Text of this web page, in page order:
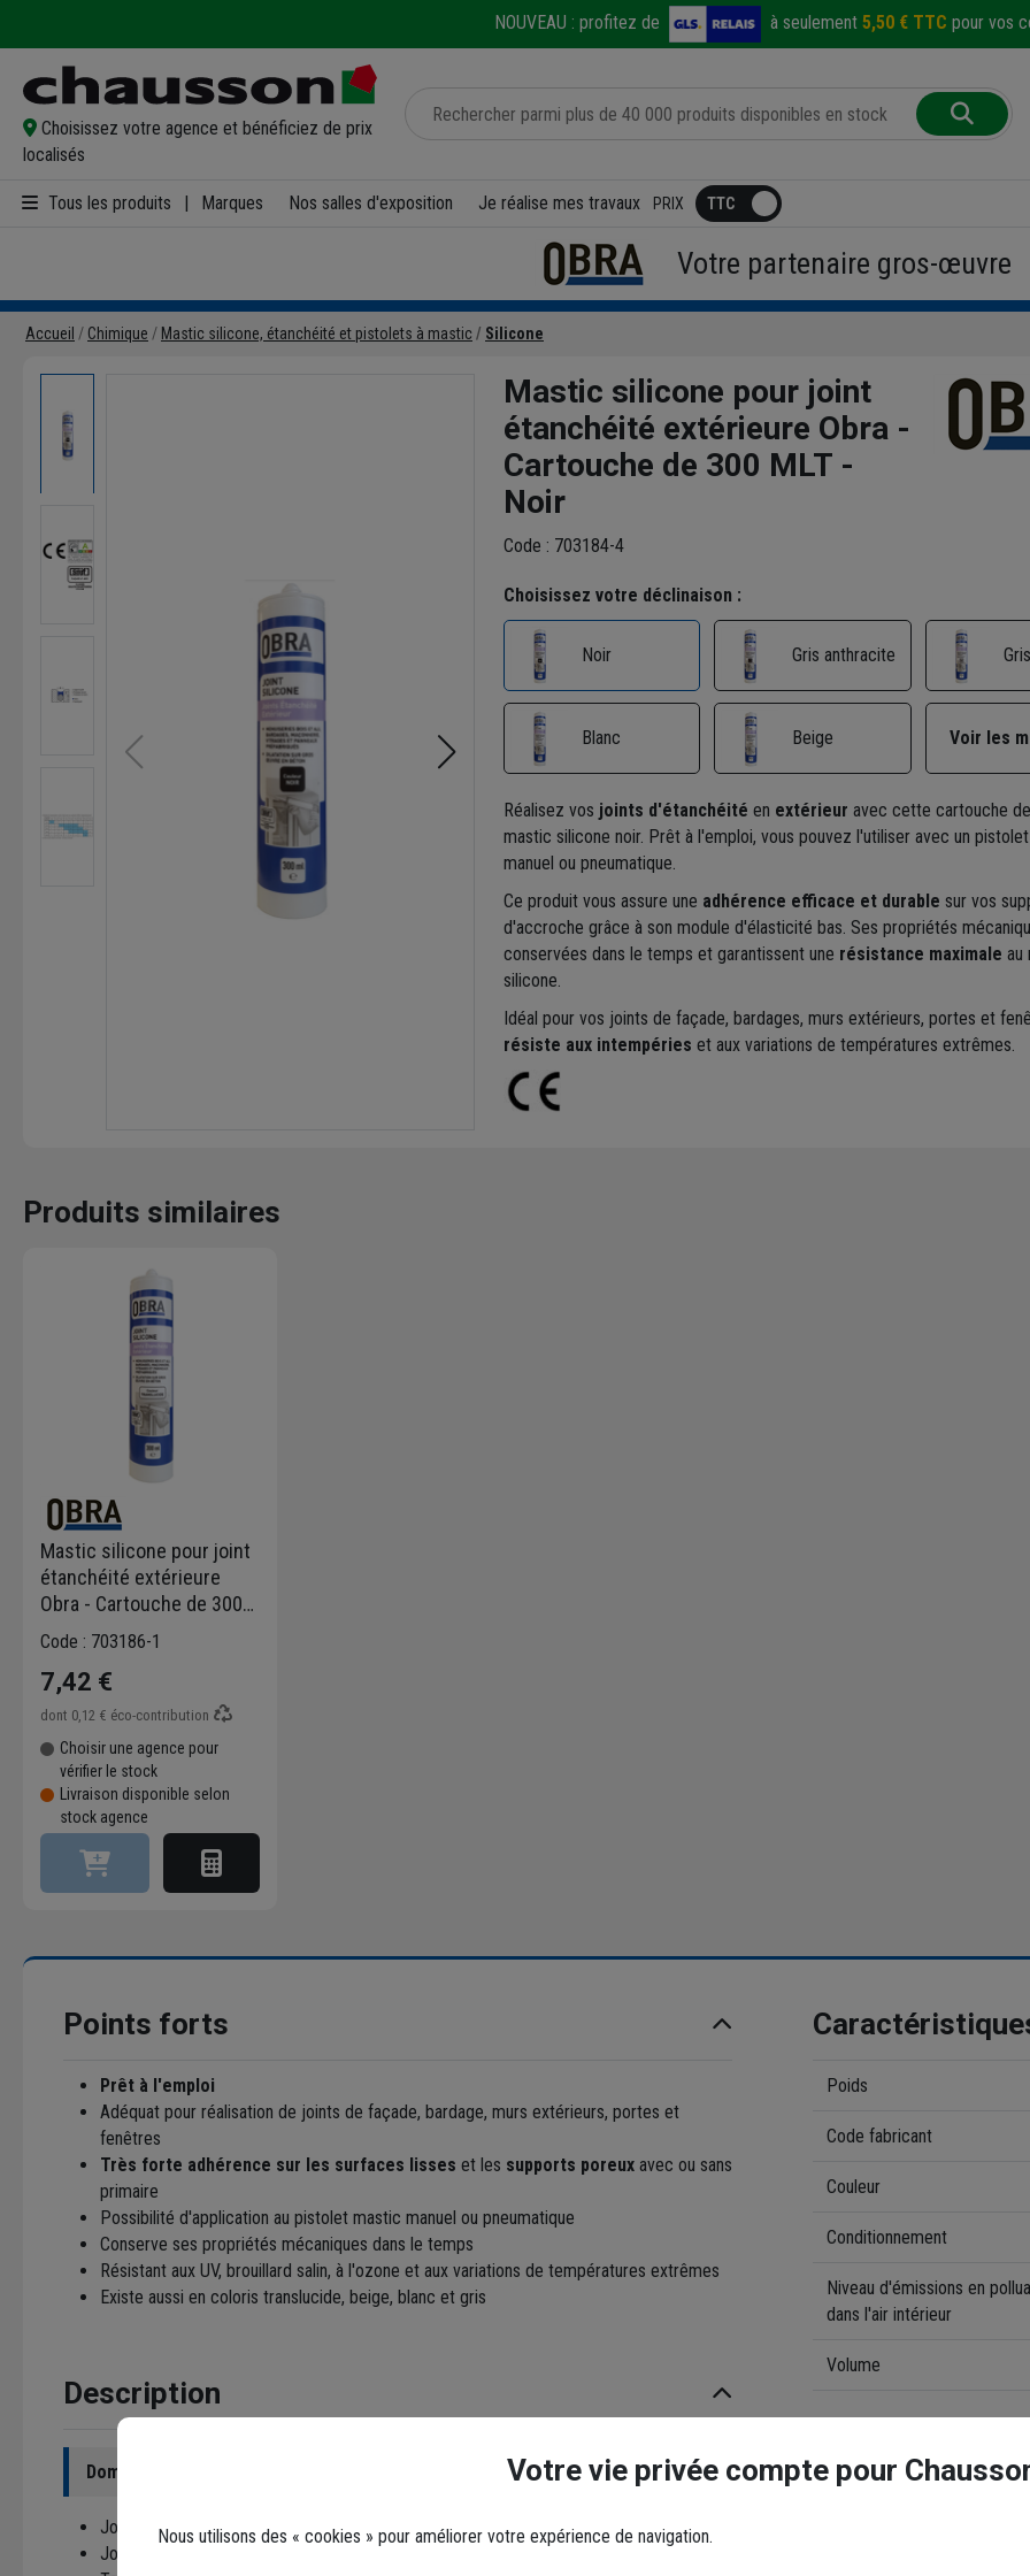
NOUVEAU : profitez de à seulement 5,50 € TTC pour vos
Choisissez votre agence et bénéficiez de prix
localisés
Tous les produits Marques Nos salles d'exposition Je réalise mes travaux PRIX
Votre partenaire gros-œuvre
Accueil Chimique Mastic silicone, étanchéité et pistolets à mastic Silicone
Mastic silicone pour joint
étanchéité extérieure Obra -
Cartouche de 300 MLT -
Noir
Code : 703184-4
Choisissez votre déclinaison :
Noir Gris anthracite
Blanc Beige Voir les
Réalisez vos joints d'étanchéité en extérieur avec cette cartouche
mastic silicone noir. Prêt à l'emploi, vous pouvez l'utiliser avec un
manuel ou pneumatique.
Ce produit vous assure une adhérence efficace et durable sur vos
d'accroche grâce à son module d'élasticité bas. Ses propriétés
conservées dans le temps et garantissent une résistance maximale au
silicone.
Idéal pour vos joints de façade, bardages, murs extérieurs, portes et
résiste aux intempéries et aux variations de températures extrêmes.
Produits similaires
Mastic silicone pour joint
étanchéité extérieure
Obra - Cartouche de 300
MLT - Translucide
Code : 703186-1
7,42 €
dont 0,12 € éco-contribution
Choisir une agence pour
vérifier le stock
Livraison disponible selon
stock agence
Points forts
Prêt à l'emploi
Adéquat pour réalisation de joints de façade, bardage, murs extérieurs, portes et
fenêtres
Très forte adhérence sur les surfaces lisses et les supports poreux avec ou sans
primaire
Possibilité d'application au pistolet mastic manuel ou pneumatique
Conserve ses propriétés mécaniques dans le temps
Résistant aux UV, brouillard salin, à l'ozone et aux variations de températures extrêmes
Existe aussi en coloris translucide, beige, blanc et gris
Description
Domaines d'utilisation
Joints de menuiseries extérieures, panneaux de façade.
Joints de préfabrication lourde et maçonnerie traditionnelle.
Poids
Code fabricant
Couleur
Conditionnement
Niveau d'émissions en
dans l'air intérieur
Volume
Documents
Votre vie privée compte pour
Nous utilisons des « cookies » pour améliorer votre expérience de navigation.